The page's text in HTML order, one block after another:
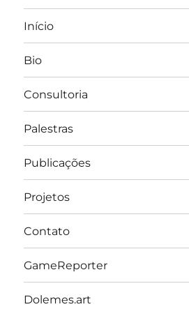
Início
Bio
Consultoria
Palestras
Publicações
Projetos
Contato
GameReporter
Dolemes.art